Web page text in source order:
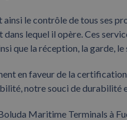
le contrôle de tous ses
dans lequel il opère. Ces
que la réception, la garde,
en faveur de la
notre souci de
Maritime Terminals à